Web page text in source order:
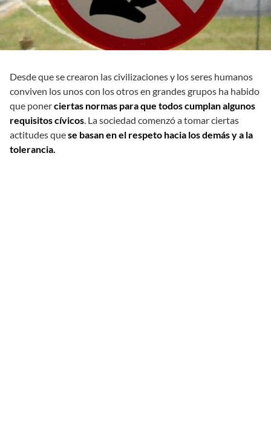
Desde que se crearon las civilizaciones y los seres humanos
conviven los unos con los otros en grandes grupos ha habido
que ponerciertas normas para que todos cumplan algunos
requisitos cívicos. La sociedad comenzó a tomar ciertas
actitudes quese basan en el respeto hacia los demás y a la
tolerancia.